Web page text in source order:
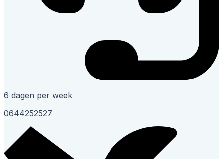
6 dagen per week
0644252527